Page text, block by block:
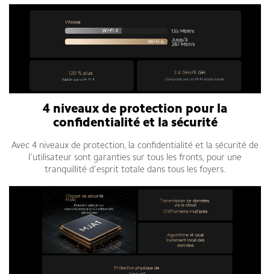
4 niveaux de protection pour la
confidentialité et la sécurité
Avec 4 niveaux de protection, la confidentialité et la sécurité de
l'utilisateur sont garanties sur tous les fronts, pour une
tranquillité d'esprit totale dans tous les foyers.